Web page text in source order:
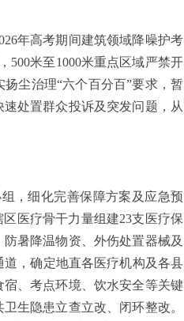
年高考期间建筑领域降噪护考
500米至1000米重点区域严禁开
尘治理“六个百分百”要求，暂
处置群众投诉及突发问题，从
，细化完善保障方案及应急预
医疗骨干力量组建23支医疗保
暑降温物资、外伤处置器械及
，确定地直各医疗机构及各县
、考点环境、饮水安全等关键
生隐患立查立改、闭环整改。